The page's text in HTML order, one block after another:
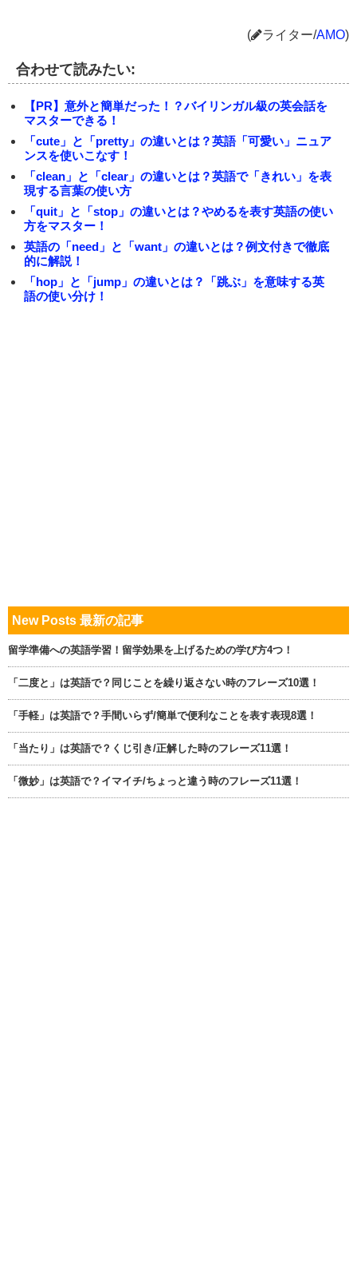
( ライター/AMO)
合わせて読みたい:
【PR】意外と簡単だった！？バイリンガル級の英会話を
マスターできる！
「cute」と「pretty」の違いとは？英語「可愛い」ニュア
ンスを使いこなす！
「clean」と「clear」の違いとは？英語で「きれい」を表
現する言葉の使い方
「quit」と「stop」の違いとは？やめるを表す英語の使い
方をマスター！
英語の「need」と「want」の違いとは？例文付きで徹底
的に解説！
「hop」と「jump」の違いとは？「跳ぶ」を意味する英
語の使い分け！
New Posts 最新の記事
留学準備への英語学習！留学効果を上げるための学び方4つ！
「二度と」は英語で？同じことを繰り返さない時のフレーズ10選！
「手軽」は英語で？手間いらず/簡単で便利なことを表す表現8選！
「当たり」は英語で？くじ引き/正解した時のフレーズ11選！
「微妙」は英語で？イマイチ/ちょっと違う時のフレーズ11選！